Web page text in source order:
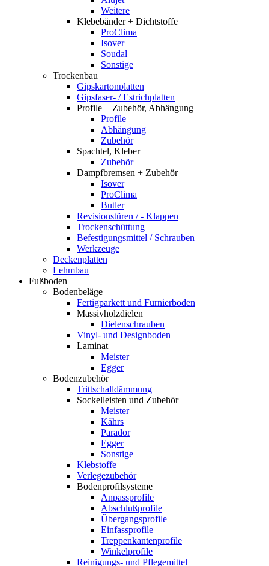
Weitere
Klebebänder + Dichtstoffe
ProClima
Isover
Soudal
Sonstige
Trockenbau
Gipskartonplatten
Gipsfaser- / Estrichplatten
Profile + Zubehör, Abhängung
Profile
Abhängung
Zubehör
Spachtel, Kleber
Zubehör
Dampfbremsen + Zubehör
Isover
ProClima
Butler
Revisionstüren / - Klappen
Trockenschüttung
Befestigungsmittel / Schrauben
Werkzeuge
Deckenplatten
Lehmbau
Fußboden
Bodenbeläge
Fertigparkett und Furnierboden
Massivholzdielen
Dielenschrauben
Vinyl- und Designboden
Laminat
Meister
Egger
Bodenzubehör
Trittschalldämmung
Sockelleisten und Zubehör
Meister
Kährs
Parador
Egger
Sonstige
Klebstoffe
Verlegezubehör
Bodenprofilsysteme
Anpassprofile
Abschlußprofile
Übergangsprofile
Einfassprofile
Treppenkantenprofile
Winkelprofile
Reinigungs- und Pflegemittel